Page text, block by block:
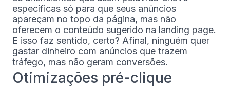
específicas só para que seus anúncios
apareçam no topo da página, mas não
oferecem o conteúdo sugerido na landing page.
E isso faz sentido, certo? Afinal, ninguém quer
gastar dinheiro com anúncios que trazem
tráfego, mas não geram conversões.
Otimizações pré-clique